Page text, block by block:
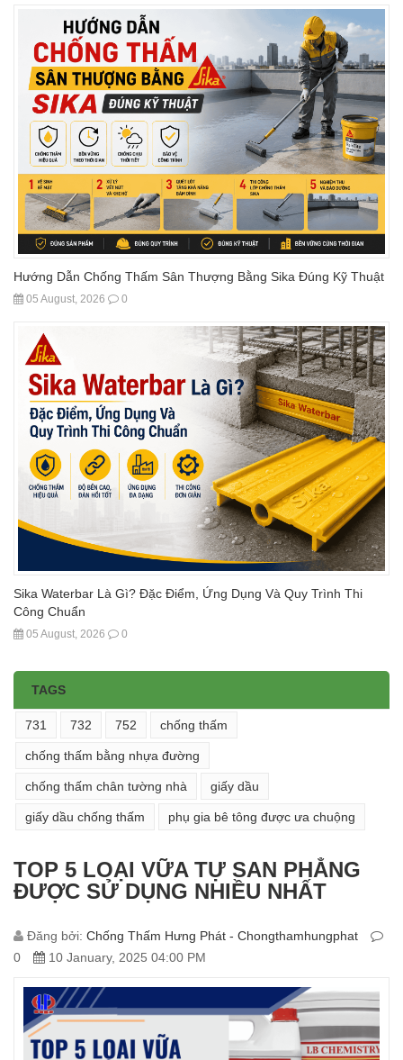
Hướng Dẫn Chống Thấm Sân Thượng Bằng Sika Đúng Kỹ Thuật
05 August, 2026 0
Sika Waterbar Là Gì? Đặc Điểm, Ứng Dụng Và Quy Trình Thi
Công Chuẩn
05 August, 2026 0
TAGS
731 732 752 chống thấm
chống thấm bằng nhựa đường
chống thấm chân tường nhà giấy dầu
giấy dầu chống thấm phụ gia bê tông được ưa chuộng
TOP 5 LOẠI VỮA TỰ SAN PHẲNG
ĐƯỢC SỬ DỤNG NHIỀU NHẤT
Đăng bởi: Chống Thấm Hưng Phát - Chongthamhungphat
0
10 January, 2025 04:00 PM